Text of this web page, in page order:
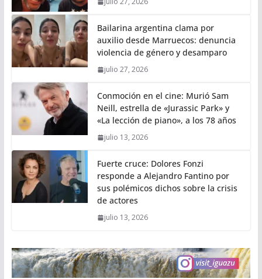
Bailarina argentina clama por
auxilio desde Marruecos: denuncia
violencia de género y desamparo
julio 27, 2026
Conmoción en el cine: Murió Sam
Neill, estrella de «Jurassic Park» y
«La lección de piano», a los 78 años
julio 13, 2026
Fuerte cruce: Dolores Fonzi
responde a Alejandro Fantino por
sus polémicos dichos sobre la crisis
de actores
julio 13, 2026